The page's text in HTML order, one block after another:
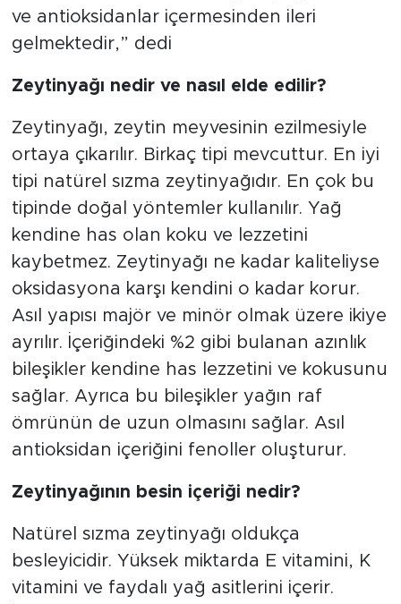
ve antioksidanlar içermesinden ileri
gelmektedir,” dedi
Zeytinyağı nedir ve nasıl elde edilir?
Zeytinyağı, zeytin meyvesinin ezilmesiyle
ortaya çıkarılır. Birkaç tipi mevcuttur. En iyi
tipi natürel sızma zeytinyağıdır. En çok bu
tipinde doğal yöntemler kullanılır. Yağ
kendine has olan koku ve lezzetini
kaybetmez. Zeytinyağı ne kadar kaliteliyse
oksidasyona karşı kendini o kadar korur.
Asıl yapısı majör ve minör olmak üzere ikiye
ayrılır. İçeriğindeki %2 gibi bulanan azınlık
bileşikler kendine has lezzetini ve kokusunu
sağlar. Ayrıca bu bileşikler yağın raf
ömrünün de uzun olmasını sağlar. Asıl
antioksidan içeriğini fenoller oluşturur.
Zeytinyağının besin içeriği nedir?
Natürel sızma zeytinyağı oldukça
besleyicidir. Yüksek miktarda E vitamini, K
vitamini ve faydalı yağ asitlerini içerir.